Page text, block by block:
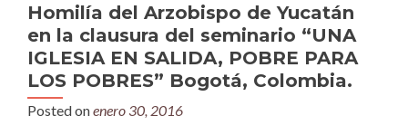
Homilía del Arzobispo de Yucatán
en la clausura del seminario “UNA
IGLESIA EN SALIDA, POBRE PARA
LOS POBRES” Bogotá, Colombia.
Posted onenero 30, 2016